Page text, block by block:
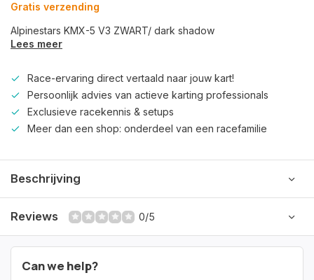
Gratis verzending
Alpinestars KMX-5 V3 ZWART/ dark shadow
Lees meer
Race-ervaring direct vertaald naar jouw kart!
Persoonlijk advies van actieve karting professionals
Exclusieve racekennis & setups
Meer dan een shop: onderdeel van een racefamilie
Beschrijving
Reviews 0/5
Can we help?